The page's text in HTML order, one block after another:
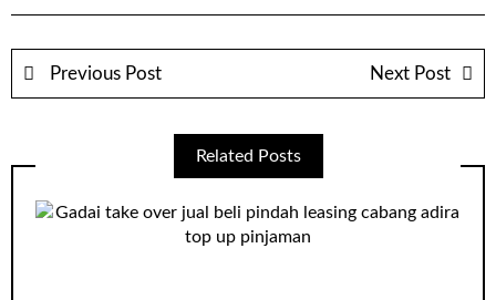
Previous Post Next Post
Related Posts